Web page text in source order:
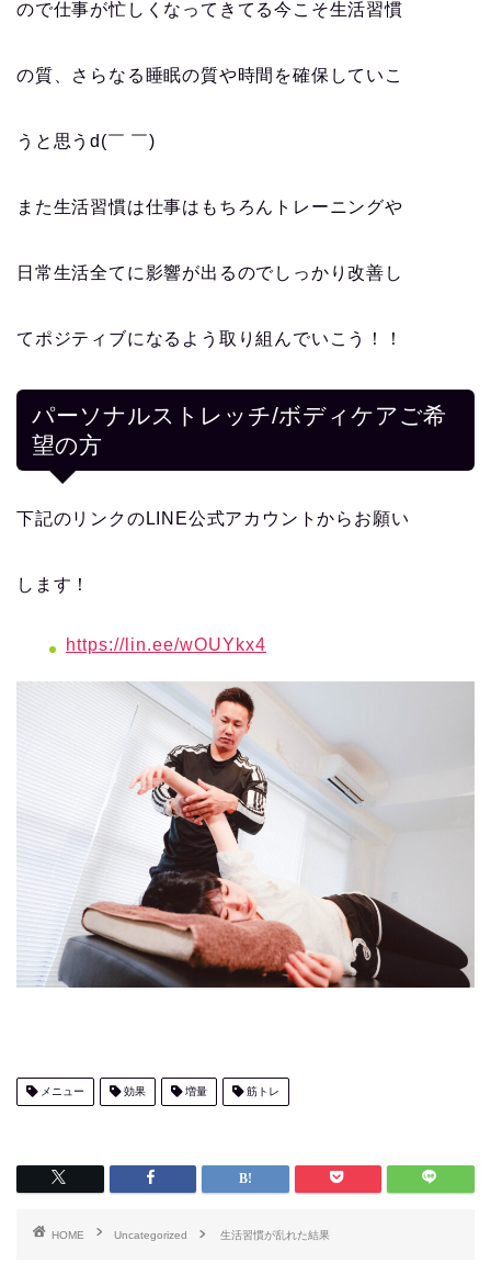
ので仕事が忙しくなってきてる今こそ生活習慣
の質、さらなる睡眠の質や時間を確保していこ
うと思うd(￣ ￣)
また生活習慣は仕事はもちろんトレーニングや
日常生活全てに影響が出るのでしっかり改善し
てポジティブになるよう取り組んでいこう！！
パーソナルストレッチ/ボディケアご希
望の方
下記のリンクのLINE公式アカウントからお願い
します！
https://lin.ee/wOUYkx4
メニュー 効果 増量 筋トレ
HOME Uncategorized 生活習慣が乱れた結果